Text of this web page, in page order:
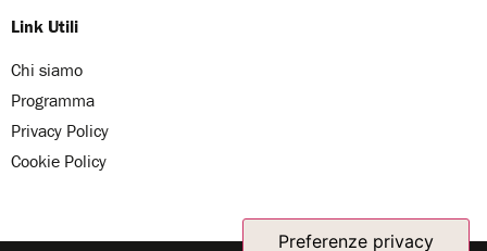
Link Utili
Chi siamo
Programma
Privacy Policy
Cookie Policy